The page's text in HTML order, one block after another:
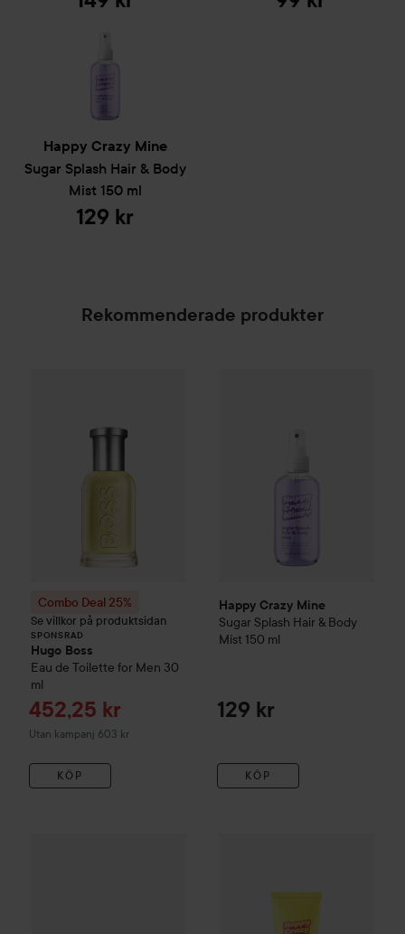
Happy Crazy Mine
Sugar Splash Hair & Body
Mist 150 ml
129 kr
Rekommenderade produkter
Combo Deal 25%
Se villkor på produktsidan
SPONSRAD
Hugo Boss
Eau de Toilette for Men 30
ml
Reapris
452,25 kr
Utan kampanj 603 kr
KÖP
Happy Crazy Mine
Sugar Splash Hair & Body
Mist 150 ml
129 kr
KÖP